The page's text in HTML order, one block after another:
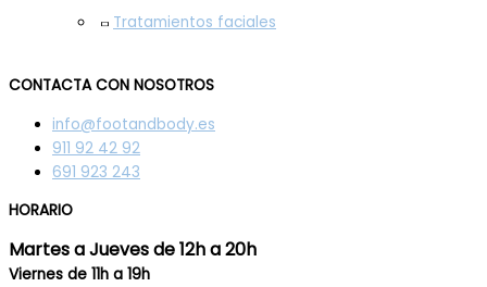
Tratamientos faciales
CONTACTA CON NOSOTROS
info@footandbody.es
911 92 42 92
691 923 243
HORARIO
Martes a Jueves de 12h a 20h
Viernes de 11h a 19h